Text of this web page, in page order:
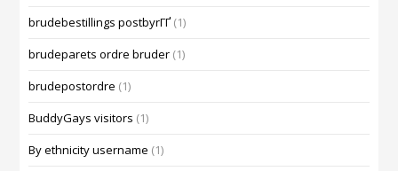
brudebestillings postbyrГҐ (1)
brudeparets ordre bruder (1)
brudepostordre (1)
BuddyGays visitors (1)
By ethnicity username (1)